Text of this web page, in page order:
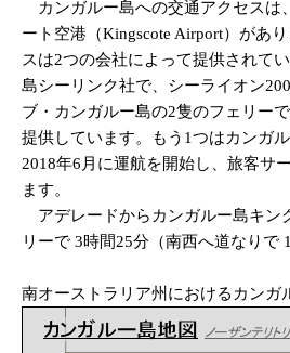
カンガルー島への交通アクセスは
ート空港（Kingscote Airport）があ
スは2つの会社によって提供されて
島シーリンク社で、シーライオン
ブ・カンガルー島の2隻のフェリー
提供しています。もう1つはカンガ
2018年6月に運航を開始し、旅客サ
ます。
アデレードからカンガルー島キン
リーで 3時間25分（南西へ道なりで
南オーストラリア州におけるカンガ